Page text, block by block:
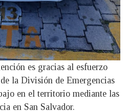
es gracias al esfuerzo
la División de Emergencias
en el territorio mediante las
en San Salvador.